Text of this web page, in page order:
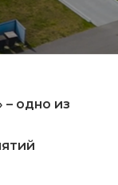
одно из